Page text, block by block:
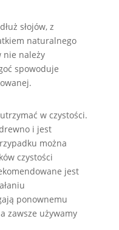
słojów, z
naturalnego
nie należy
spowoduje
w czystości.
i jest
można
czystości
jest
ponownemu
zawsze używamy